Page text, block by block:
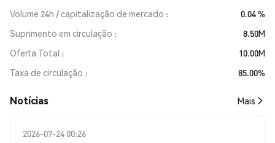
Volume 24h / capitalização de mercado
0.04 %
Suprimento em circulação
8.50M
Oferta Total
10.00M
Taxa de circulação
85.00%
​​Notícias​​ Mais
2026-07-24 00:26